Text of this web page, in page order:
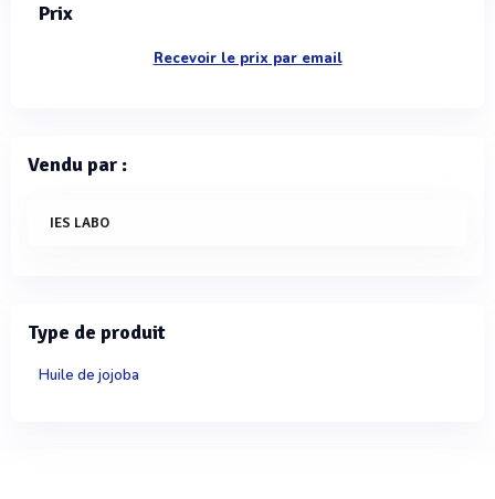
Prix
Recevoir le prix par email
Vendu par :
IES LABO
Type de produit
Huile de jojoba